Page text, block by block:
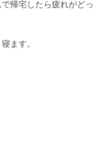
帰宅したら疲れがどっ
ます。